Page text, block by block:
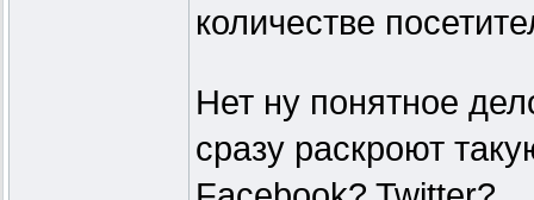
количестве
Нет ну понятное
сразу раскроют